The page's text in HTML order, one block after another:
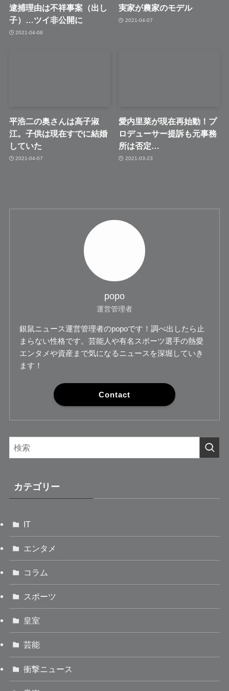
逮捕理由は不祥事案（出し
子）…ツイ非公開に
2021-04-08
実家が農家のモデル
2021-04-07
平浩二の奥さんは高子淑
江。子供は現在すでに結婚
していた
2021-04-07
愛内里菜が現在再始動！プ
ロデューサー提訴も元事務
所は否定…
2021-03-23
popo
運営管理者
銀鼠ニュース運営管理者のpopoです！調べ出したら止
まらない性格です。芸能人や有名スポーツ選手の熱愛
エンタメや資産まで気になるニュースを深堀していき
ます！
Contact
カテゴリー
IT
エンタメ
コラム
スポーツ
皇室
芸能
衝撃ニュース